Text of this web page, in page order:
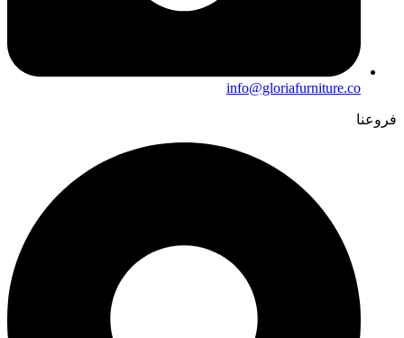
info@gloriafurniture.co
فروعنا